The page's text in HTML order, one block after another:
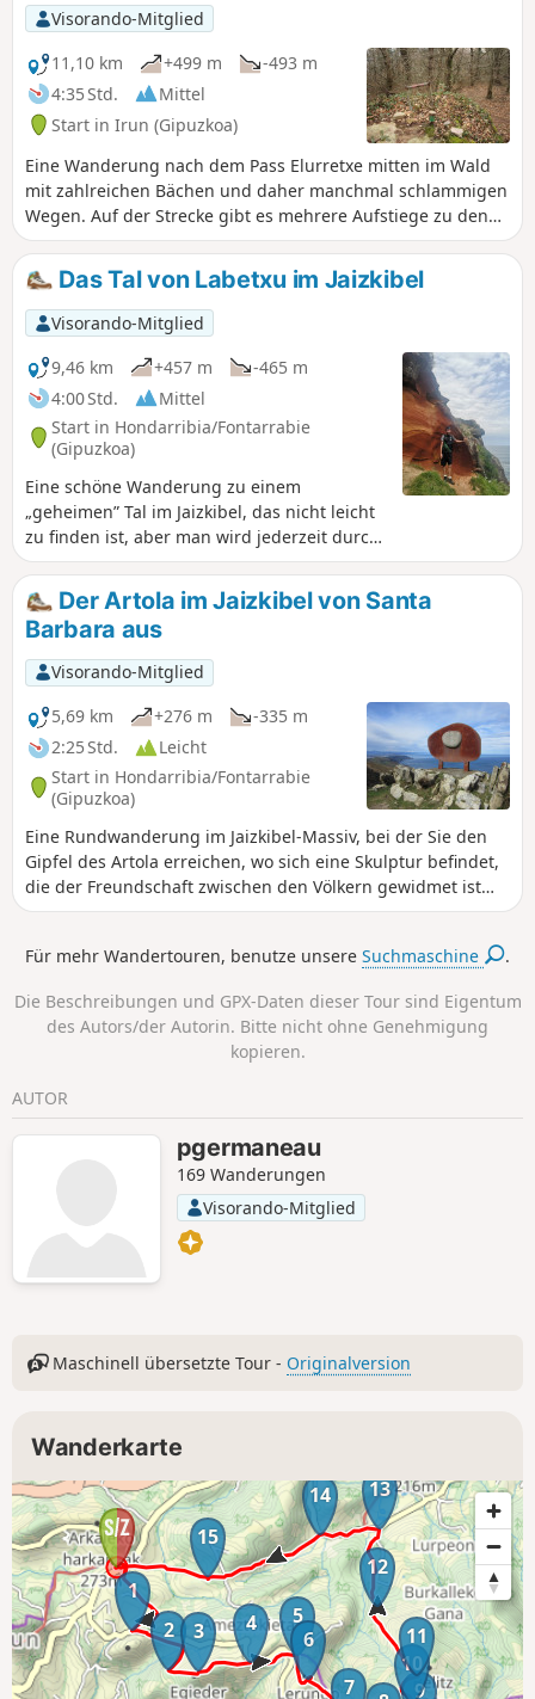
Visorando-Mitglied
11,10 km
+499 m
-493 m
4:35 Std.
Mittel
Start in Irun (Gipuzkoa)
Eine Wanderung nach dem Pass Elurretxe mitten im Wald
mit zahlreichen Bächen und daher manchmal schlammigen
Wegen. Auf der Strecke gibt es mehrere Aufstiege zu den
Gipfeln: Belitz, Arburu, Sardinola und Gogortegiko.
Das Tal von Labetxu im Jaizkibel
Visorando-Mitglied
9,46 km
+457 m
-465 m
4:00 Std.
Mittel
Start in Hondarribia/Fontarrabie
(Gipuzkoa)
Eine schöne Wanderung zu einem
„geheimen” Tal im Jaizkibel, das nicht leicht
zu finden ist, aber man wird jederzeit durch
die Formen der Felsen und ihre
verschiedenen Farben belohnt, so dass die
Spanier es das Tal „los colores” (die Farben)
nennen. Es handelt sich jedoch um eine
recht anspruchsvolle Wanderung, und man
sollte darauf achten, nicht auszurutschen,
da es einige heikle Passagen gibt.
Der Artola im Jaizkibel von Santa
Barbara aus
Visorando-Mitglied
5,69 km
+276 m
-335 m
2:25 Std.
Leicht
Start in Hondarribia/Fontarrabie
(Gipuzkoa)
Eine Rundwanderung im Jaizkibel-Massiv, bei der Sie den
Gipfel des Artola erreichen, wo sich eine Skulptur befindet,
die der Freundschaft zwischen den Völkern gewidmet ist
und vom Bildhauer Remigio Mendiburu geschaffen wurde.
geeignet ist.
Für mehr Wandertouren, benutze unsereSuchmaschine .
Die Beschreibungen und GPX-Daten dieser Tour sind Eigentum
des Autors/der Autorin. Bitte nicht ohne Genehmigung
kopieren.
AUTOR
pgermaneau
169 Wanderungen
Visorando-Mitglied
Maschinell übersetzte Tour - Originalversion
Wanderkarte
1
2
3 4
5
6
7
9
10
11
12
13
14
15